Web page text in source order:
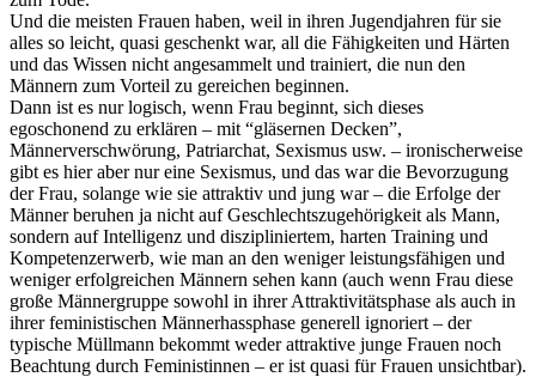
Und die meisten Frauen haben, weil in ihren Jugendjahren für sie
alles so leicht, quasi geschenkt war, all die Fähigkeiten und Härten
und das Wissen nicht angesammelt und trainiert, die nun den
Männern zum Vorteil zu gereichen beginnen.
Dann ist es nur logisch, wenn Frau beginnt, sich dieses
egoschonend zu erklären – mit “gläsernen Decken”,
Männerverschwörung, Patriarchat, Sexismus usw. – ironischerweise
gibt es hier aber nur eine Sexismus, und das war die Bevorzugung
der Frau, solange wie sie attraktiv und jung war – die Erfolge der
Männer beruhen ja nicht auf Geschlechtszugehörigkeit als Mann,
sondern auf Intelligenz und diszipliniertem, harten Training und
Kompetenzerwerb, wie man an den weniger leistungsfähigen und
weniger erfolgreichen Männern sehen kann (auch wenn Frau diese
große Männergruppe sowohl in ihrer Attraktivitätsphase als auch in
ihrer feministischen Männerhassphase generell ignoriert – der
typische Müllmann bekommt weder attraktive junge Frauen noch
Beachtung durch Feministinnen – er ist quasi für Frauen unsichtbar).